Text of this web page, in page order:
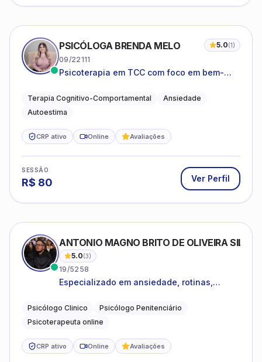
PSICÓLOGA BRENDA MELO 5.0(1)
09/22111
Psicoterapia em TCC com foco em bem-
o cotidiano
Terapia Cognitivo-Comportamental
Ansiedade
Autoestima
CRP ativo Online Avaliações
SESSÃO
R$ 80 Ver Perfil
ANTONIO MAGNO BRITO DE OLIVEIRA SILVA
5.0(3)
19/5258
Especializado em ansiedade, rotinas,
familiares e questões comportamentais.
Psicólogo Clinico
Psicólogo Penitenciário
Psicoterapeuta online
CRP ativo Online Avaliações